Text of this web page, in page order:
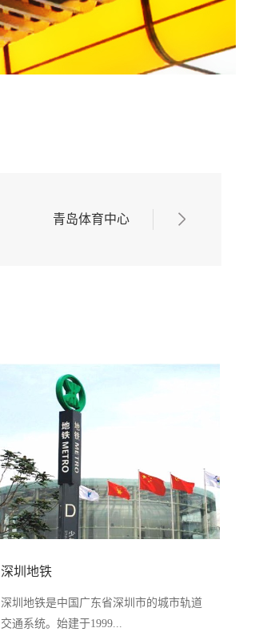
青岛体育中心
深圳地铁
深圳地铁是中国广东省深圳市的城市轨道
交通系统。始建于1999...